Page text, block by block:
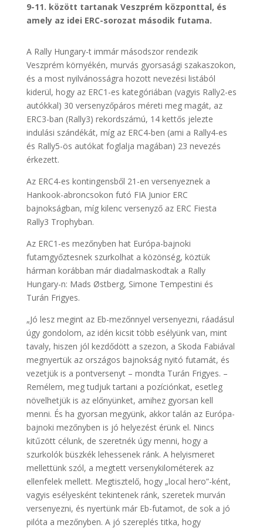
9-11. között tartanak Veszprém központtal, és
amely az idei ERC-sorozat második futama.
A Rally Hungary-t immár másodszor rendezik
Veszprém környékén, murvás gyorsasági szakaszokon,
és a most nyilvánosságra hozott nevezési listából
kiderül, hogy az ERC1-es kategóriában (vagyis Rally2-es
autókkal) 30 versenyzőpáros méreti meg magát, az
ERC3-ban (Rally3) rekordszámú, 14 kettős jelezte
indulási szándékát, míg az ERC4-ben (ami a Rally4-es
és Rally5-ös autókat foglalja magában) 23 nevezés
érkezett.
Az ERC4-es kontingensből 21-en versenyeznek a
Hankook-abroncsokon futó FIA Junior ERC
bajnokságban, míg kilenc versenyző az ERC Fiesta
Rally3 Trophyban.
Az ERC1-es mezőnyben hat Európa-bajnoki
futamgyőztesnek szurkolhat a közönség, köztük
hárman korábban már diadalmaskodtak a Rally
Hungary-n: Mads Østberg, Simone Tempestini és
Turán Frigyes.
„Jó lesz megint az Eb-mezőnnyel versenyezni, ráadásul
úgy gondolom, az idén kicsit több esélyünk van, mint
tavaly, hiszen jól kezdődött a szezon, a Skoda Fabiával
megnyertük az országos bajnokság nyitó futamát, és
vezetjük is a pontversenyt – mondta Turán Frigyes. –
Remélem, meg tudjuk tartani a pozíciónkat, esetleg
növelhetjük is az előnyünket, amihez gyorsan kell
menni. És ha gyorsan megyünk, akkor talán az Európa-
bajnoki mezőnyben is jó helyezést érünk el. Nincs
kitűzött célunk, de szeretnék úgy menni, hogy a
szurkolók büszkék lehessenek ránk. A helyismeret
mellettünk szól, a megtett versenykilométerek az
ellenfelek mellett. Megtisztelő, hogy „local hero”-ként,
vagyis esélyesként tekintenek ránk, szeretek murván
versenyezni, és nyertünk már Eb-futamot, de sok a jó
pilóta a mezőnyben. A jó szereplés titka, hogy